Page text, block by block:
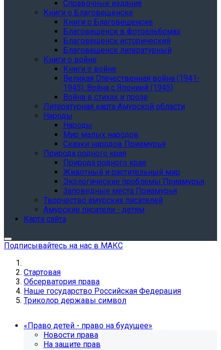
Справочные издания
Книги о Благовещенске
Книги о Благовещенске
Благовещенск в фотоальбомах
Благовещенск исторический
Благовещенск литературный
Книги о войне
Книги о войне
Великая Отечественная война (1941-
1945). Война с Японией (1945)
Война в стихах и прозе
Литературная карта Амурской области
Народы
Народы
Мир малых народов
Сказки народов Приамурья
Природа родного края
Природа родного края
Животный и растительный мир
Экологические проблемы Приамурья
Заповедные места Приамурья
Творчество амурских писателей
Амурские писатели - детям
Карта сайта
Подписывайтесь на нас в МАКС
Стартовая
Обсерватория права
Наше государство Российская Федерация
Триколор державы символ
«Право детей - право на будущее»
Новости права
На защите прав